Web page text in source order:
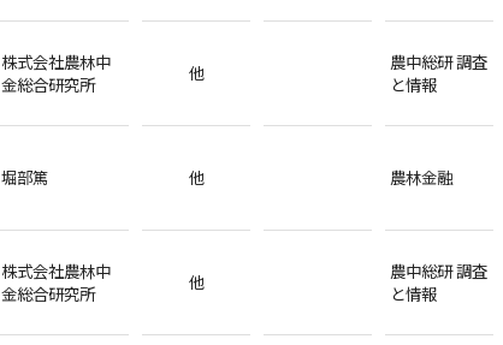
株式会社農林中
金総合研究所
他
農中総研 調査
と情報
堀部篤 他 農林金融
株式会社農林中
金総合研究所
他
農中総研 調査
と情報